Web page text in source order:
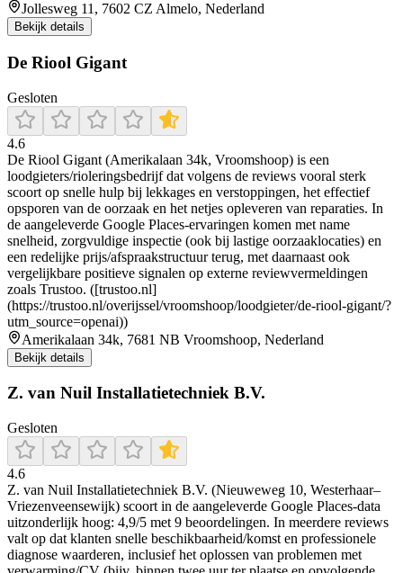
Jollesweg 11, 7602 CZ Almelo, Nederland
Bekijk details
De Riool Gigant
Gesloten
4.6
De Riool Gigant (Amerikalaan 34k, Vroomshoop) is een
loodgieters/rioleringsbedrijf dat volgens de reviews vooral sterk
scoort op snelle hulp bij lekkages en verstoppingen, het effectief
opsporen van de oorzaak en het netjes opleveren van reparaties. In
de aangeleverde Google Places-ervaringen komen met name
snelheid, zorgvuldige inspectie (ook bij lastige oorzaaklocaties) en
een redelijke prijs/afspraakstructuur terug, met daarnaast ook
vergelijkbare positieve signalen op externe reviewvermeldingen
zoals Trustoo. ([trustoo.nl]
(https://trustoo.nl/overijssel/vroomshoop/loodgieter/de-riool-gigant/?
utm_source=openai))
Amerikalaan 34k, 7681 NB Vroomshoop, Nederland
Bekijk details
Z. van Nuil Installatietechniek B.V.
Gesloten
4.6
Z. van Nuil Installatietechniek B.V. (Nieuweweg 10, Westerhaar–
Vriezenveensewijk) scoort in de aangeleverde Google Places-data
uitzonderlijk hoog: 4,9/5 met 9 beoordelingen. In meerdere reviews
valt op dat klanten snelle beschikbaarheid/komst en professionele
diagnose waarderen, inclusief het oplossen van problemen met